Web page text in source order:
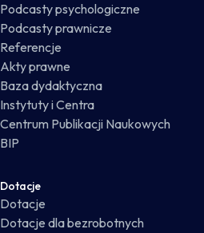
Podcasty psychologiczne
Podcasty prawnicze
Referencje
Akty prawne
Baza dydaktyczna
Instytuty i Centra
Centrum Publikacji Naukowych
BIP
Dotacje
Dotacje
Dotacje dla bezrobotnych